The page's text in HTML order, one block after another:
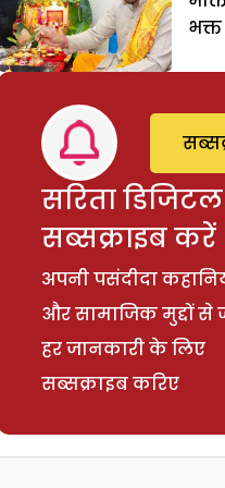
भक्त
सरिता डिजिटल
सब्सक्राइब करें
अपनी पसंदीदा
और सामाजिक मुद्दों से
हर जानकारी के लिए
सब्सक्राइब करिए